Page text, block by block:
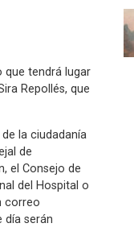
que tendrá lugar
Repollés, que
la ciudadanía
de
el Consejo de
del Hospital o
correo
día serán